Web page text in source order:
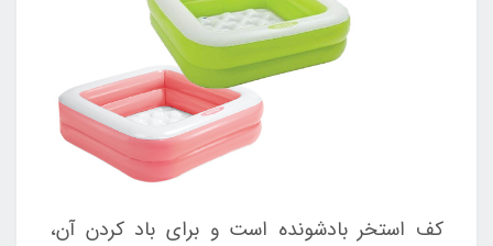
کف استخر بادشونده است و برای باد کردن آن،